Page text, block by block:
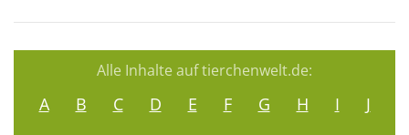
Alle Inhalte auf tierchenwelt.de:
A B C D E F G H I
J